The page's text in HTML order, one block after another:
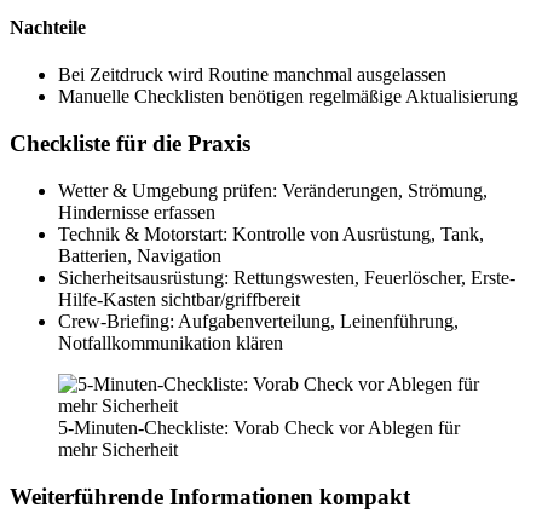
Nachteile
Bei Zeitdruck wird Routine manchmal ausgelassen
Manuelle Checklisten benötigen regelmäßige Aktualisierung
Checkliste für die Praxis
Wetter & Umgebung prüfen: Veränderungen, Strömung,
Hindernisse erfassen
Technik & Motorstart: Kontrolle von Ausrüstung, Tank,
Batterien, Navigation
Sicherheitsausrüstung: Rettungswesten, Feuerlöscher, Erste-
Hilfe-Kasten sichtbar/griffbereit
Crew-Briefing: Aufgabenverteilung, Leinenführung,
Notfallkommunikation klären
5-Minuten-Checkliste: Vorab Check vor Ablegen für
mehr Sicherheit
Weiterführende Informationen kompakt